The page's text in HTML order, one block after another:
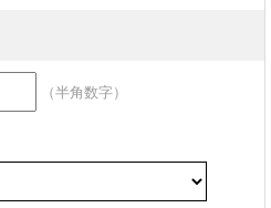
（半角数字）